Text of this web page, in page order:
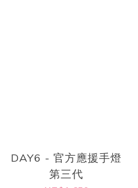
DAY6 - 官方應援手燈
第三代